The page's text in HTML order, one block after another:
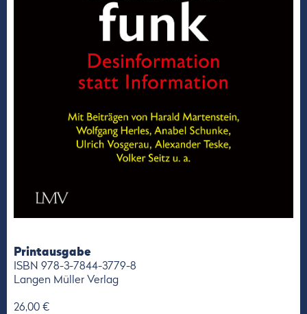
Printausgabe
ISBN 978-3-7844-3779-8
Langen Müller Verlag
26,00 €